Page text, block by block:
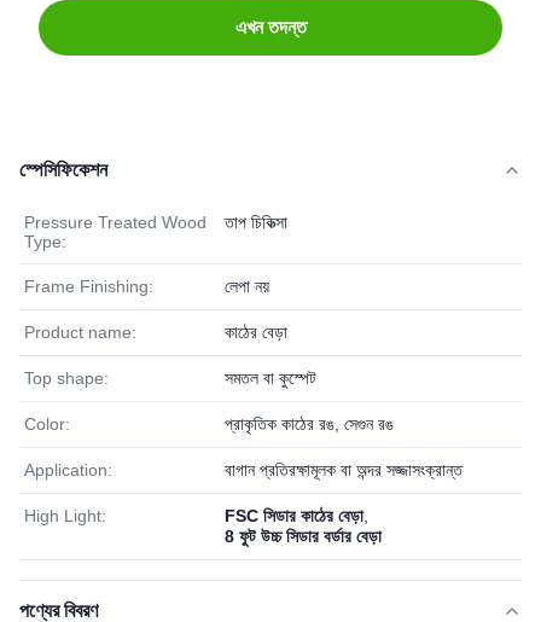
এখন তদন্ত
স্পেসিফিকেশন
Pressure Treated Wood
Type:
তাপ চিকিত্সা
Frame Finishing: লেপা নয়
Product name: কাঠের বেড়া
Top shape: সমতল বা কুস্পেট
Color: প্রাকৃতিক কাঠের রঙ, সেগুন রঙ
Application: বাগান প্রতিরক্ষামূলক বা অন্দর সজ্জাসংক্রান্ত
High Light: FSC সিডার কাঠের বেড়া,
8 ফুট উচ্চ সিডার বর্ডার বেড়া
পণ্যের বিবরণ